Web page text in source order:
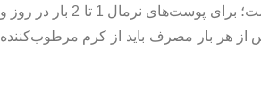
اساس متن موجود، برای پوست‌های چرب استفاده 2 تا 3 بار در روز توصیه شده است؛ برای پوست‌های نرمال 1 تا 2 بار در روز و
استفاده است، اما پس از هر بار مصرف باید از کرم مرطوب‌کننده